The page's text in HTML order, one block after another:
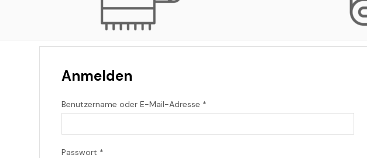
Anmelden
Benutzername oder E-Mail-Adresse *
Passwort *